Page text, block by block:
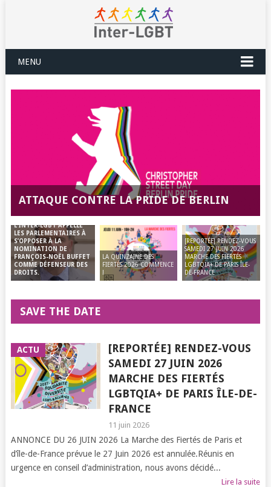
MENU
ATTAQUE CONTRE LA PRIDE DE BERLIN
L’INTER-LGBT APPELLE
LES PARLEMENTAIRES À
S’OPPOSER À LA
NOMINATION DE
FRANÇOIS-NOËL BUFFET
COMME DÉFENSEUR DES
DROITS.
[REPORTÉE] RENDEZ-VOUS
SAMEDI 27 JUIN 2026
MARCHE DES FIERTÉS
LGBTQIA+ DE PARIS ÎLE-
DE-FRANCE
LA QUINZAINE DES
FIERTÉS 2026 COMMENCE
!
SAVE THE DATE
ACTU
[REPORTÉE] RENDEZ-VOUS
SAMEDI 27 JUIN 2026
MARCHE DES FIERTÉS
LGBTQIA+ DE PARIS ÎLE-DE-
FRANCE
11 juin 2026
ANNONCE DU 26 JUIN 2026 La Marche des Fiertés de Paris et
d’île-de-France prévue le 27 Juin 2026 est annulée.Réunis en
urgence en conseil d’administration, nous avons décidé...
Lire la suite